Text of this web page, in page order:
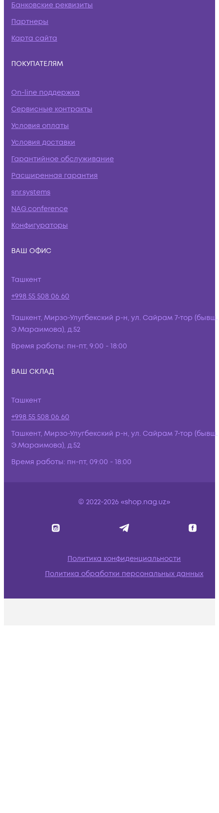
Банковские реквизиты
Партнеры
Карта сайта
ПОКУПАТЕЛЯМ
On-line поддержка
Сервисные контракты
Условия оплаты
Условия доставки
Гарантийное обслуживание
Расширенная гарантия
snr.systems
NAG.conference
Конфигураторы
ВАШ ОФИС
Ташкент
+998 55 508 06 60
Ташкент, Мирзо-Улугбекский р-н, ул. Сайрам 7-тор (бывш.
Э.Мараимова), д.52
Время работы: пн-пт, 9:00 - 18:00
ВАШ СКЛАД
Ташкент
+998 55 508 06 60
Ташкент, Мирзо-Улугбекский р-н, ул. Сайрам 7-тор (бывш.
Э.Мараимова), д.52
Время работы: пн-пт, 09:00 - 18:00
© 2022-2026 «shop.nag.uz»
Политика конфиденциальности
Политика обработки персональных данных